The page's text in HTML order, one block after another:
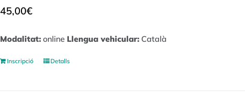
45,00€
Modalitat: online Llengua vehicular: Català
Inscripció Detalls